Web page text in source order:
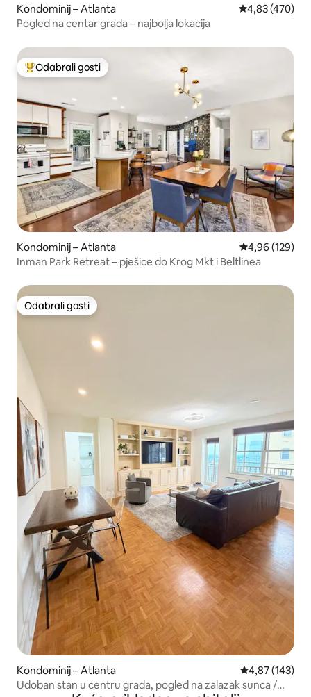
Kondominij – Atlanta Prosječna
4,83 (470)
Pogled na centar grada – najbolja lokacija
Među najviše rangiranima s oznakom „Odabrali gosti”
Odabrali gosti
Kondominij – Atlanta Prosječna
4,96 (129)
Inman Park Retreat – pješice do Krog Mkt i Beltlinea
Odabrali gosti
Odabrali gosti
Kondominij – Atlanta Prosječna
4,87 (143)
Udoban stan u centru grada, pogled na zalazak sunca /